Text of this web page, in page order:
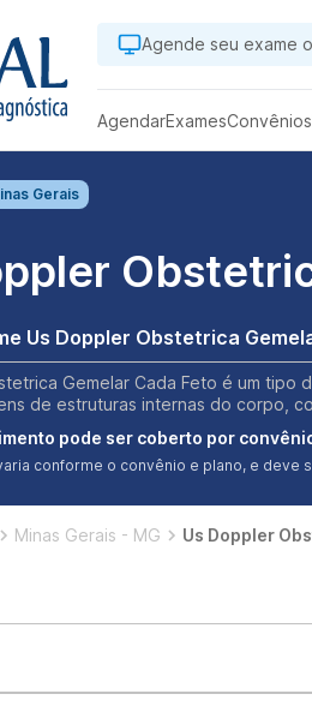
Agende seu exame
AgendarExamesConvênios
Gerais
Us Doppler Obstetrica
Gemelar Cada Feto é um tipo
de estruturas internas do corpo,
pode ser coberto por
conforme o convênio e plano, e deve
Minas Gerais - MG Us Doppler